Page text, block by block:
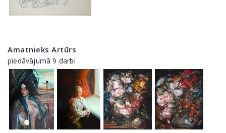
Amatnieks Artūrs
piedāvājumā 9 darbi